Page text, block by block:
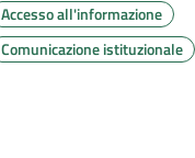
Accesso all'informazione
Comunicazione istituzionale